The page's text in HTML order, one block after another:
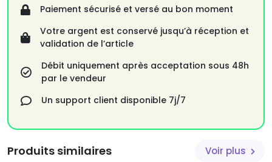
Paiement sécurisé et versé au bon moment
Votre argent est conservé jusqu’à réception et
validation de l’article
Débit uniquement après acceptation sous 48h
par le vendeur
Un support client disponible 7j/7
Produits similaires Voir plus